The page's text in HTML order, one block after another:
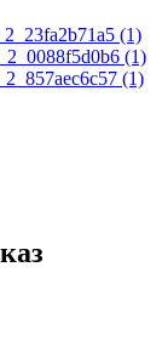
(1)
(1)
(1)